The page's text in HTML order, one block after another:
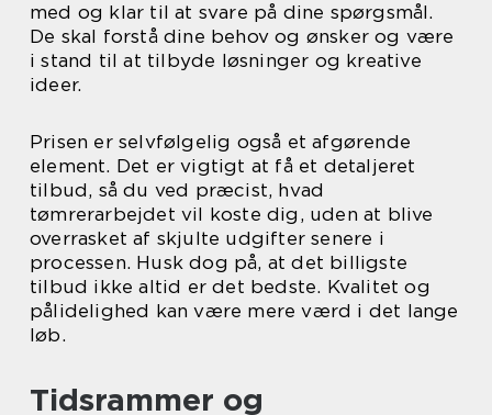
med og klar til at svare på dine spørgsmål.
De skal forstå dine behov og ønsker og være
i stand til at tilbyde løsninger og kreative
ideer.
Prisen er selvfølgelig også et afgørende
element. Det er vigtigt at få et detaljeret
tilbud, så du ved præcist, hvad
tømrerarbejdet vil koste dig, uden at blive
overrasket af skjulte udgifter senere i
processen. Husk dog på, at det billigste
tilbud ikke altid er det bedste. Kvalitet og
pålidelighed kan være mere værd i det lange
løb.
Tidsrammer og